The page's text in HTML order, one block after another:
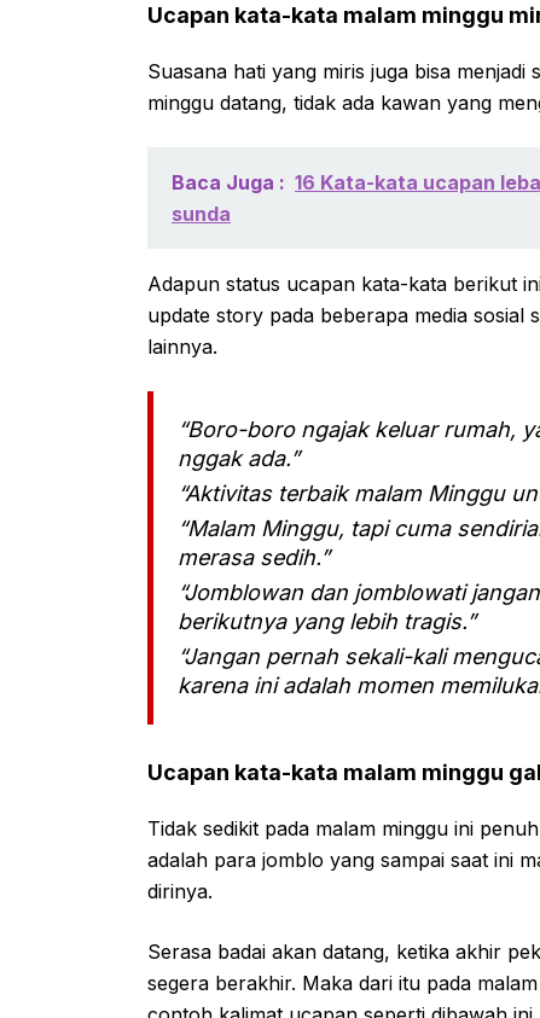
Ucapan kata-kata malam minggu
Suasana hati yang miris juga bisa
minggu datang, tidak ada kawan yang
Baca Juga : 16 Kata-kata ucapan
sunda
Adapun status ucapan kata-kata berikut
update story pada beberapa media
lainnya.
“Boro-boro ngajak keluar rumah,
nggak ada.”
“Aktivitas terbaik malam Minggu
“Malam Minggu, tapi cuma
merasa sedih.”
“Jomblowan dan jomblowati
berikutnya yang lebih tragis.”
“Jangan pernah sekali-kali
karena ini adalah momen
Ucapan kata-kata malam minggu
Tidak sedikit pada malam minggu ini
adalah para jomblo yang sampai saat ini
dirinya.
Serasa badai akan datang, ketika akhir
segera berakhir. Maka dari itu pada